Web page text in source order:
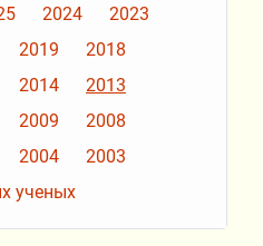
2024
2023
2019
2018
2014
2013
2009
2008
2004
2003
ученых